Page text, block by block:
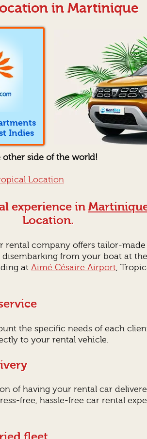
in Martinique
Indies
other side of the world!
Location
experience in
Location.
rental company offers tailor-made
from your boat at
at Aimé Césaire Airport,
the specific needs of each
to your rental vehicle.
of having your rental car
free, hassle-free car rental